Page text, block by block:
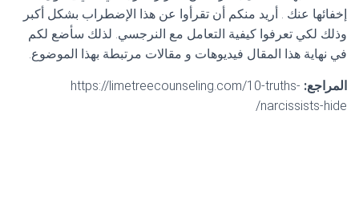
إخفائها عنك . أريد منكم أن تقرأوا عن هذا الإضطراب بشكل أكبر
وذلك لكي تعرفوا كيفية التعامل مع النرجسي. لذلك سأضع لكم
في نهاية هذا المقال فيديوهات و مقالات مرتبطة بهذا الموضوع.
المراجع: https://limetreecounseling.com/10-truths-
narcissists-hide/